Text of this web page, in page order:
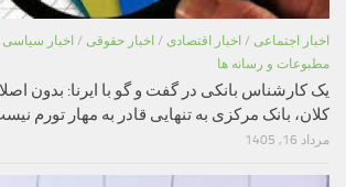
اخبار اجتماعی / اخبار اقتصادی / اخبار حقوقی / اخبار سیاسی
مطبوعات و رسانه ها
یک کارشناس بانکی در گفت و گو با ایرنا: بدون
کلان، بانک مرکزی به تنهایی قادر به مهار تورم
مرداد 16, 1405